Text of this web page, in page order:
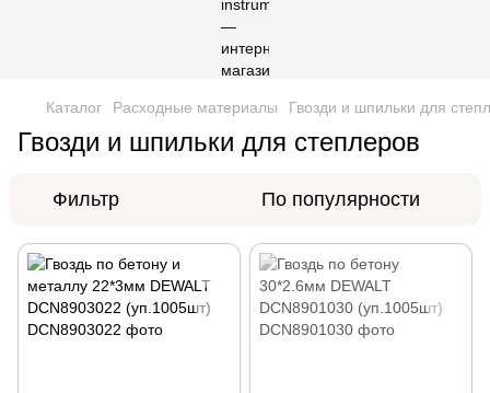
Каталог Расходные материалы Гвозди и шпильки для
Гвозди и шпильки для степлеров
Фильтр По популярности